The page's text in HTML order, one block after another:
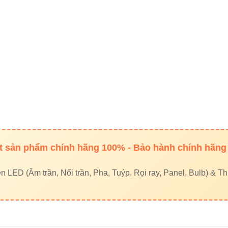
Vinaled
sản phẩm chính hãng 100% - Bảo hành chính
LED (Âm trần, Nổi trần, Pha, Tuýp, Rọi ray, Panel, Bulb) &